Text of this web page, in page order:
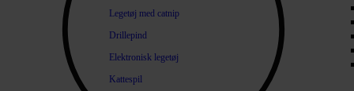
Legetøj med catnip
Drillepind
Elektronisk legetøj
Kattespil